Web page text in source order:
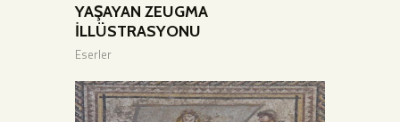
YAŞAYAN ZEUGMA
İLLÜSTRASYONU
Eserler